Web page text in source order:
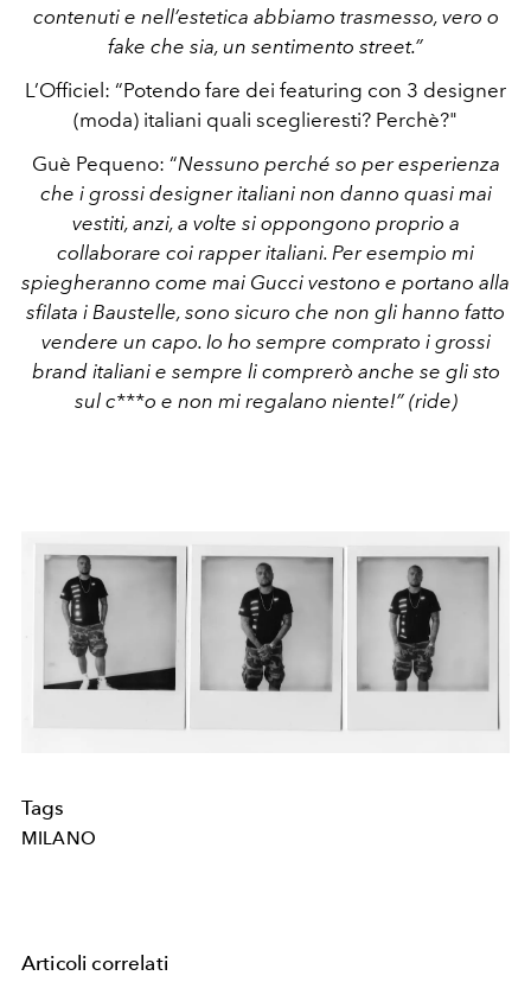
contenuti e nell’estetica abbiamo trasmesso, vero o
fake che sia, un sentimento street.”
L’Officiel: “Potendo fare dei featuring con 3 designer
(moda) italiani quali sceglieresti? Perchè?"
Guè Pequeno: “Nessuno perché so per esperienza
che i grossi designer italiani non danno quasi mai
vestiti, anzi, a volte si oppongono proprio a
collaborare coi rapper italiani. Per esempio mi
spiegheranno come mai Gucci vestono e portano alla
sfilata i Baustelle, sono sicuro che non gli hanno fatto
vendere un capo. Io ho sempre comprato i grossi
brand italiani e sempre li comprerò anche se gli sto
sul c***o e non mi regalano niente!” (ride)
Tags
MILANO
Articoli correlati